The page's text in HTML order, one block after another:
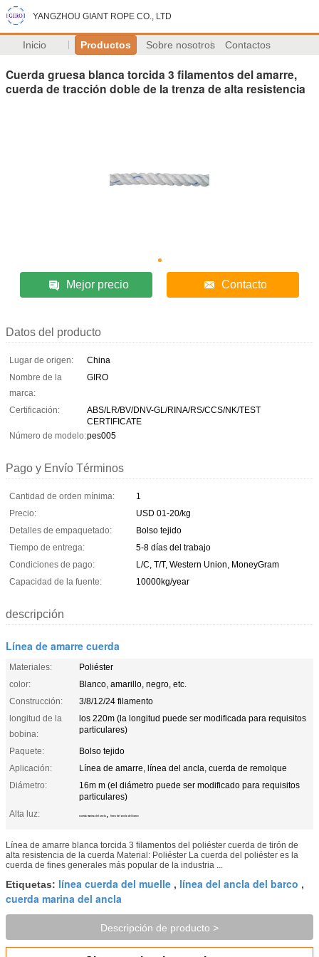
YANGZHOU GIANT ROPE CO., LTD
Inicio Productos Sobre nosotros Contactos
Cuerda gruesa blanca torcida 3 filamentos del amarre,
cuerda de tracción doble de la trenza de alta resistencia
Mejor precio Contacto
Datos del producto
Lugar de origen:
China
Nombre de la
marca:
GIRO
Certificación:
ABS/LR/BV/DNV-GL/RINA/RS/CCS/NK/TEST
CERTIFICATE
Número de modelo:pes005
Pago y Envío Términos
Cantidad de orden mínima:
1
Precio:
USD 01-20/kg
Detalles de empaquetado:
Bolso tejido
Tiempo de entrega:
5-8 días del trabajo
Condiciones de pago:
L/C, T/T, Western Union, MoneyGram
Capacidad de la fuente:
10000kg/year
descripción
Línea de amarre cuerda
Materiales:
Poliéster
color:
Blanco, amarillo, negro, etc.
Construcción:
3/8/12/24 filamento
longitud de la
bobina:
los 220m (la longitud puede ser modificada para requisitos
particulares)
Paquete:
Bolso tejido
Aplicación:
Línea de amarre, línea del ancla, cuerda de remolque
Diámetro:
16m m (el diámetro puede ser modificado para requisitos
particulares)
Alta luz:
cuerda marina del ancla , línea del ancla del barco
Línea de amarre blanca torcida 3 filamentos del poliéster cuerda de tirón de
alta resistencia de la cuerda Material: Poliéster La cuerda del poliéster es la
cuerda de fines generales más popular de la industria ...
Etiquetas: línea cuerda del muelle , línea del ancla del barco ,
cuerda marina del ancla
Descripción de producto >